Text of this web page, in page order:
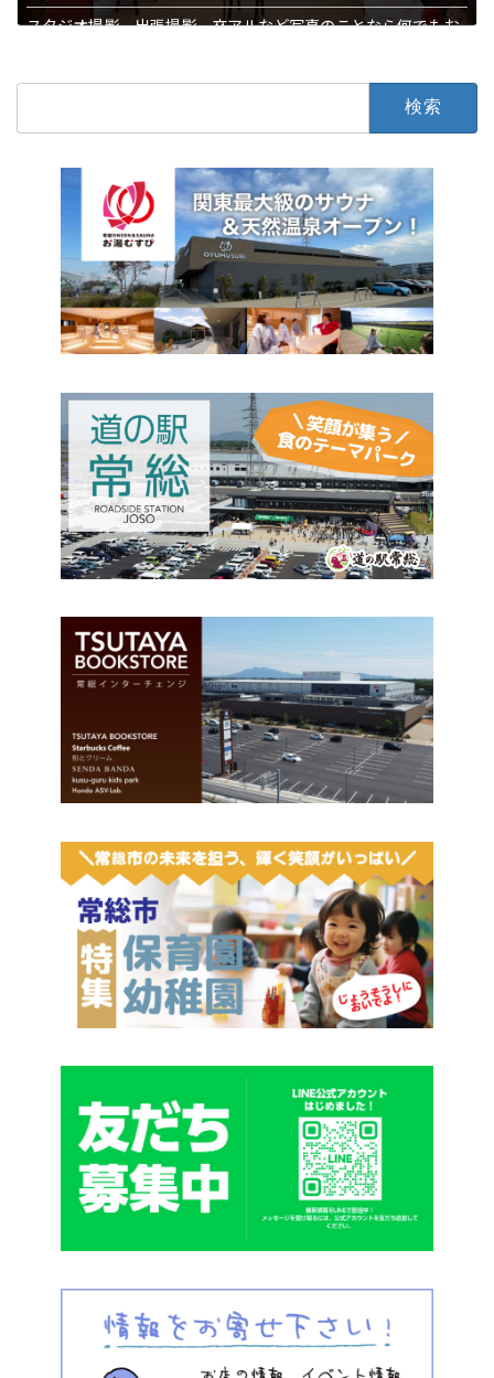
スタジオ撮影、出張撮影、卒アルなど写真のことなら何でもお